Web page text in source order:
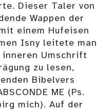
Dieser Taler von
Wappen der
einem Hufeisen
Isny leitete man
inneren Umschrift
zu lesen,
Bibelvers
ME (Ps.
mich). Auf der